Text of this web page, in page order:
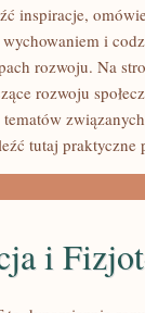
inspiracje,
i
rozwoju. Na
rozwoju
tutaj praktyczne
i